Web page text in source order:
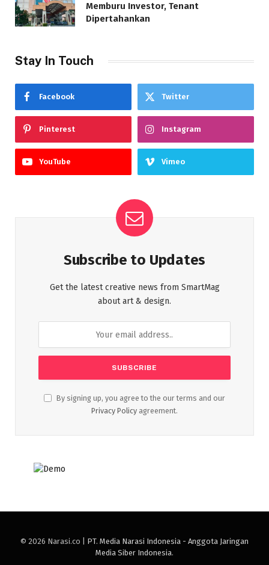
Memburu Investor, Tenant
Dipertahankan
Stay In Touch
Facebook Twitter
Pinterest Instagram
YouTube Vimeo
Subscribe to Updates
Get the latest creative news from SmartMag
about art & design.
By signing up, you agree to the our terms and our
Privacy Policy agreement.
© 2026 Narasi.co | PT. Media Narasi Indonesia - Anggota Jaringan
Media Siber Indonesia.